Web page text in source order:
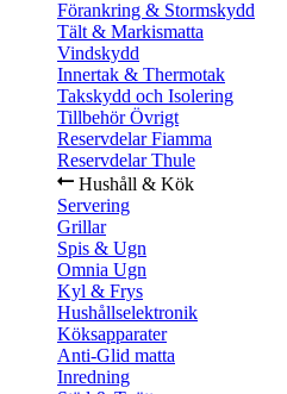
Förankring & Stormskydd
Tält & Markismatta
Vindskydd
Innertak & Thermotak
Takskydd och Isolering
Tillbehör Övrigt
Reservdelar Fiamma
Reservdelar Thule
Hushåll & Kök
Servering
Grillar
Spis & Ugn
Omnia Ugn
Kyl & Frys
Hushållselektronik
Köksapparater
Anti-Glid matta
Inredning